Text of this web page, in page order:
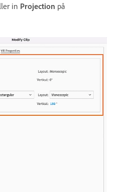
in Projection på